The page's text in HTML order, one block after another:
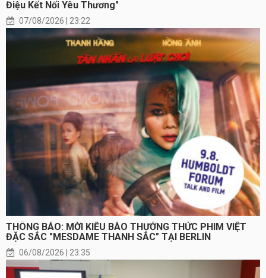
Điệu Kết Nối Yêu Thương"
07/08/2026 | 23:22
THÔNG BÁO: MỜI KIỀU BÀO THƯỞNG THỨC PHIM VIỆT
ĐẶC SẮC "MESDAME THANH SẮC" TẠI BERLIN
06/08/2026 | 23:35